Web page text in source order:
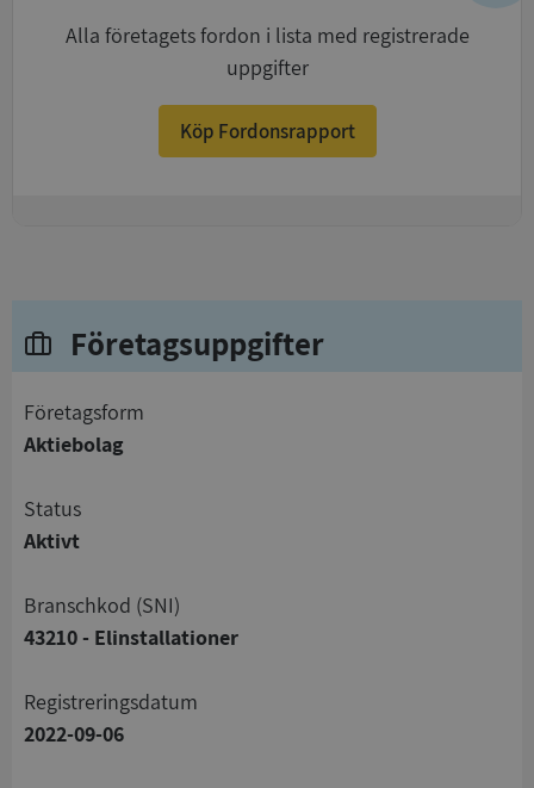
Alla företagets fordon i lista med registrerade
uppgifter
Köp Fordonsrapport
Företagsuppgifter
företagsform
Aktiebolag
status
Aktivt
branschkod (SNI)
43210 - Elinstallationer
registreringsdatum
2022-09-06